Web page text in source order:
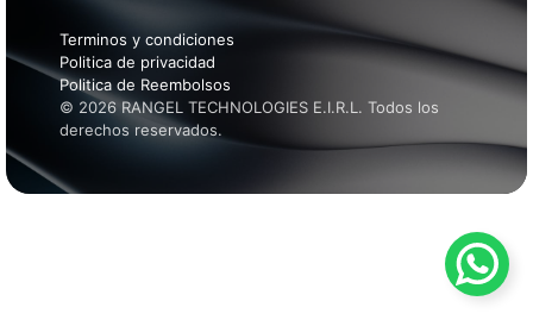
© 2026 RANGEL TECHNOLOGIES E.I.R.L. Todos los
derechos reservados.
Terminos y condiciones
Politica de privacidad
Politica de Reembolsos